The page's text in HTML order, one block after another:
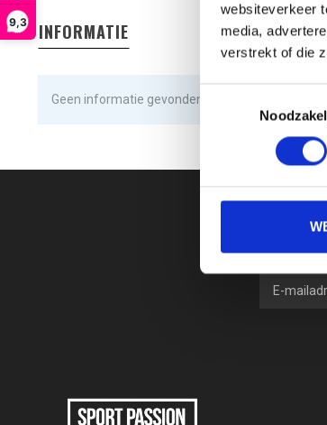
websiteverkeer
media,
verstrekt of die
Toestemmingsselectie
9,3 INFORMATIE
Geen informatie gevonden